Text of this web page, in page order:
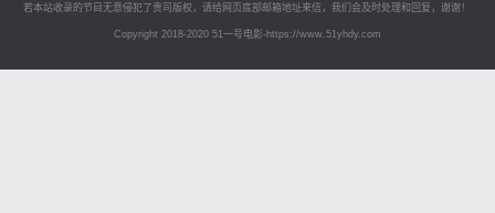
若本站收录的节目无意侵犯了贵司版权，请给网页底部邮箱地址来信，我们会及时处理和回复，谢谢！
Copyright 2018-2020 51一号电影-https://www.51yhdy.com